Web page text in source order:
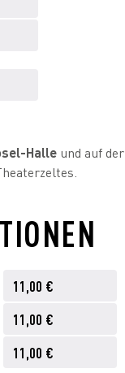
Halle und auf der
11,00 €
11,00 €
11,00 €